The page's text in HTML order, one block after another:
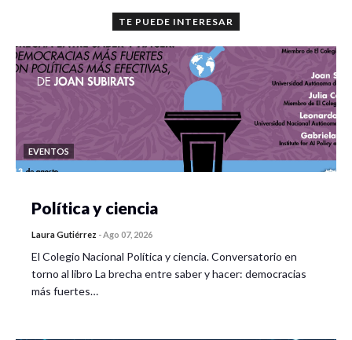
TE PUEDE INTERESAR
EVENTOS
Política y ciencia
Laura Gutiérrez -Ago 07, 2026
El Colegio Nacional Política y ciencia. Conversatorio en
torno al libro La brecha entre saber y hacer: democracias
más fuertes…